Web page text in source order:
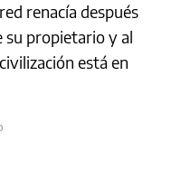
renacía después
su propietario y al
está en